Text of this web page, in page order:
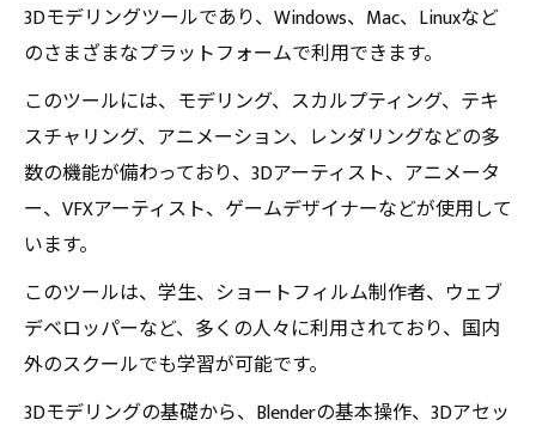
3Dモデリングツールであり、Windows、Mac、Linuxなど
のさまざまなプラットフォームで利用できます。
このツールには、モデリング、スカルプティング、テキ
スチャリング、アニメーション、レンダリングなどの多
数の機能が備わっており、3Dアーティスト、アニメータ
ー、VFXアーティスト、ゲームデザイナーなどが使用して
います。
このツールは、学生、ショートフィルム制作者、ウェブ
デベロッパーなど、多くの人々に利用されており、国内
外のスクールでも学習が可能です。
3Dモデリングの基礎から、Blenderの基本操作、3Dアセッ